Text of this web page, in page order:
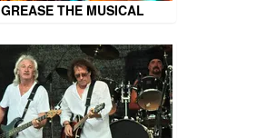
GREASE THE MUSICAL